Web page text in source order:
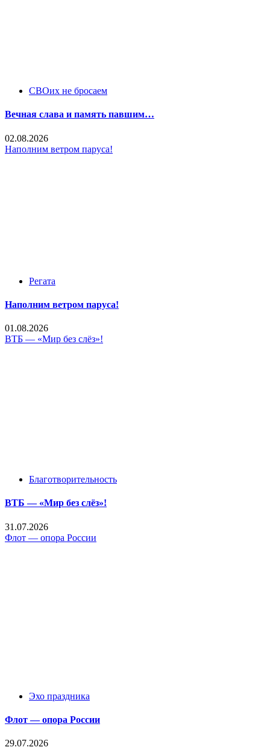
СВОих не бросаем
Вечная слава и память павшим…
02.08.2026
Наполним ветром паруса!
Регата
Наполним ветром паруса!
01.08.2026
ВТБ — «Мир без слёз»!
Благотворительность
ВТБ — «Мир без слёз»!
31.07.2026
Флот — опора России
Эхо праздника
Флот — опора России
29.07.2026